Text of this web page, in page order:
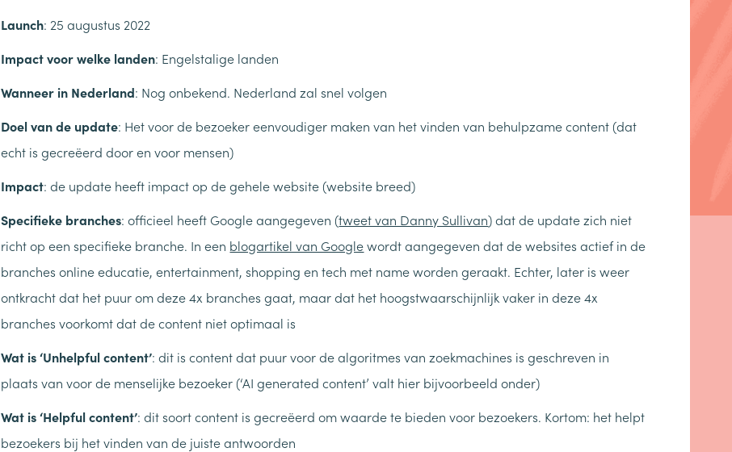
Launch: 25 augustus 2022
Impact voor welke landen: Engelstalige landen
Wanneer in Nederland: Nog onbekend. Nederland zal snel volgen
Doel van de update: Het voor de bezoeker eenvoudiger maken van het vinden van behulpzame content (dat
echt is gecreëerd door en voor mensen)
Impact: de update heeft impact op de gehele website (website breed)
Specifieke branches: officieel heeft Google aangegeven (tweet van Danny Sullivan) dat de update zich niet
richt op een specifieke branche. In een blogartikel van Googlewordt aangegeven dat de websites actief in de
branches online educatie, entertainment, shopping en tech met name worden geraakt. Echter, later is weer
ontkracht dat het puur om deze 4x branches gaat, maar dat het hoogstwaarschijnlijk vaker in deze 4x
branches voorkomt dat de content niet optimaal is
Wat is ‘Unhelpful content’: dit is content dat puur voor de algoritmes van zoekmachines is geschreven in
plaats van voor de menselijke bezoeker (‘AI generated content’ valt hier bijvoorbeeld onder)
Wat is ‘Helpful content’: dit soort content is gecreëerd om waarde te bieden voor bezoekers. Kortom: het helpt
bezoekers bij het vinden van de juiste antwoorden